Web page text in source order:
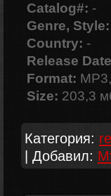
Catalog#: -
Genre, Style:
Country: -
Release
Format:
Size: 203,3
Категория:
| Добавил: